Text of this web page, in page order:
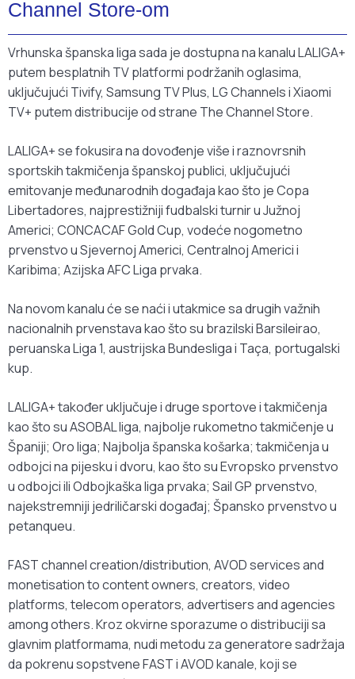
Channel Store-om
Vrhunska španska liga sada je dostupna na kanalu LALIGA+
putem besplatnih TV platformi podržanih oglasima,
uključujući Tivify, Samsung TV Plus, LG Channels i Xiaomi
TV+ putem distribucije od strane The Channel Store.
LALIGA+ se fokusira na dovođenje više i raznovrsnih
sportskih takmičenja španskoj publici, uključujući
emitovanje međunarodnih događaja kao što je Copa
Libertadores, najprestižniji fudbalski turnir u Južnoj
Americi; CONCACAF Gold Cup, vodeće nogometno
prvenstvo u Sjevernoj Americi, Centralnoj Americi i
Karibima; Azijska AFC Liga prvaka.
Na novom kanalu će se naći i utakmice sa drugih važnih
nacionalnih prvenstava kao što su brazilski Barsileirao,
peruanska Liga 1, austrijska Bundesliga i Taça, portugalski
kup.
LALIGA+ također uključuje i druge sportove i takmičenja
kao što su ASOBAL liga, najbolje rukometno takmičenje u
Španiji; Oro liga; Najbolja španska košarka; takmičenja u
odbojci na pijesku i dvoru, kao što su Evropsko prvenstvo
u odbojci ili Odbojkaška liga prvaka; Sail GP prvenstvo,
najekstremniji jedriličarski događaj; Špansko prvenstvo u
petanqueu.
FAST channel creation/distribution, AVOD services and
monetisation to content owners, creators, video
platforms, telecom operators, advertisers and agencies
among others. Kroz okvirne sporazume o distribuciji sa
glavnim platformama, nudi metodu za generatore sadržaja
da pokrenu sopstvene FAST i AVOD kanale, koji se